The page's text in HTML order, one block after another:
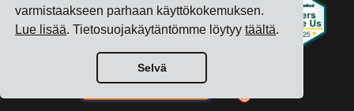
varmistaakseen parhaan käyttökokemuksen.
Lue lisää. Tietosuojakäytäntömme löytyytäältä.
Selvä